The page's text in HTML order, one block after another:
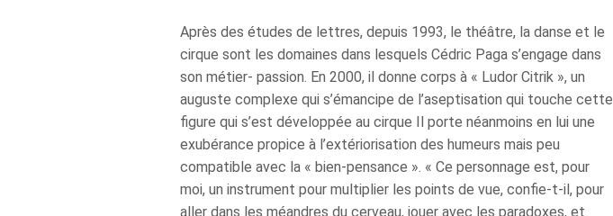
Après des études de lettres, depuis 1993, le théâtre, la danse et le
cirque sont les domaines dans lesquels Cédric Paga s’engage dans
son métier- passion. En 2000, il donne corps à « Ludor Citrik », un
auguste complexe qui s’émancipe de l’aseptisation qui touche cette
figure qui s’est développée au cirque Il porte néanmoins en lui une
exubérance propice à l’extériorisation des humeurs mais peu
compatible avec la « bien-pensance ». « Ce personnage est, pour
moi, un instrument pour multiplier les points de vue, confie-t-il, pour
aller dans les méandres du cerveau, jouer avec les paradoxes, et